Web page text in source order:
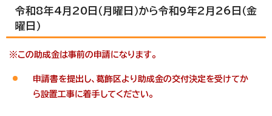
令和8年4月20日（月曜日）から令和9年2月26日（金
曜日）
※この助成金は事前の申請になります。
申請書を提出し、葛飾区より助成金の交付決定を受けてか
ら設置工事に着手してください。